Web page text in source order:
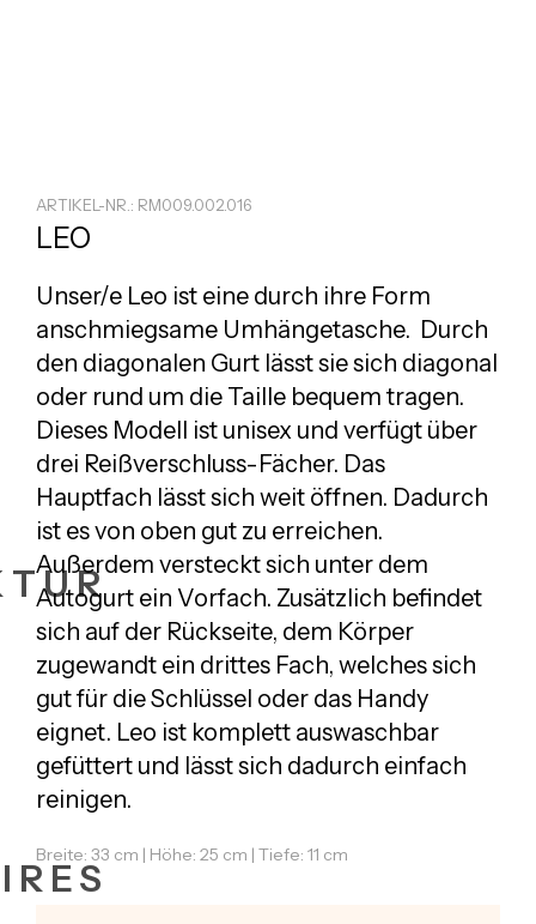
ARTIKEL-NR.: RM009.002.016
LEO
Unser/e Leo ist eine durch ihre Form
anschmiegsame Umhängetasche. Durch
den diagonalen Gurt lässt sie sich diagonal
oder rund um die Taille bequem tragen.
Dieses Modell ist unisex und verfügt über
drei Reißverschluss-Fächer. Das
Hauptfach lässt sich weit öffnen. Dadurch
ist es von oben gut zu erreichen.
Außerdem versteckt sich unter dem
Autogurt ein Vorfach. Zusätzlich befindet
sich auf der Rückseite, dem Körper
zugewandt ein drittes Fach, welches sich
gut für die Schlüssel oder das Handy
eignet. Leo ist komplett auswaschbar
gefüttert und lässt sich dadurch einfach
reinigen.
Breite: 33 cm | Höhe: 25 cm | Tiefe: 11 cm